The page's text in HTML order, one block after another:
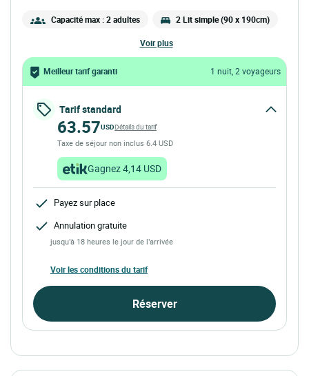
Capacité max : 2 adultes 2 Lit simple (90 x 190cm)
voir plus
Meilleur tarif garanti 1 nuit, 2 voyageurs
Tarif standard
63.57USDDétails du tarif
Taxe de séjour non inclus 6.4 USD
Gagnez 4,14 USD
Payez sur place
Annulation gratuite
jusqu’à 18 heures le jour de l’arrivée
Voir les conditions du tarif
Réserver